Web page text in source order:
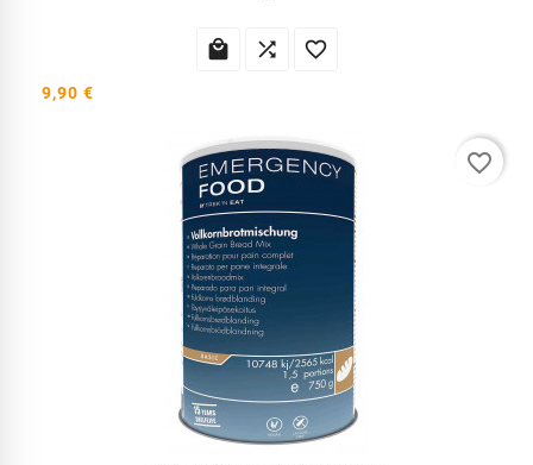
  
9,90 €
favorite_border